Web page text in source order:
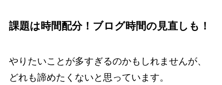
課題は時間配分！ブログ時間の見直しも！
やりたいことが多すぎるのかもしれませんが、
どれも諦めたくないと思っています。